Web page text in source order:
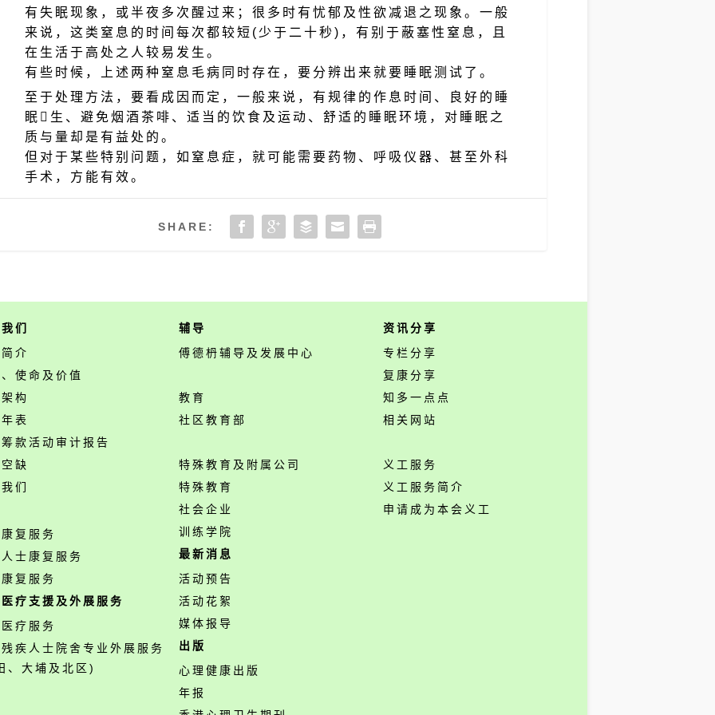
有失眠现象，或半夜多次醒过来；很多时有忧郁及性欲减退之现象。一般
来说，这类窒息的时间每次都较短(少于二十秒)，有别于蔽塞性窒息，且
在生活于高处之人较易发生。
有些时候，上述两种窒息毛病同时存在，要分辨出来就要睡眠测试了。
至于处理方法，要看成因而定，一般来说，有规律的作息时间、良好的睡
眠生、避免烟酒茶啡、适当的饮食及运动、舒适的睡眠环境，对睡眠之
质与量却是有益处的。
但对于某些特别问题，如窒息症，就可能需要药物、呼吸仪器、甚至外科
手术，方能有效。
SHARE:
们
介
使命及价值
构
表
款活动审计报告
缺
们
复服务
士康复服务
复服务
疗支援及外展服务
疗服务
疾人士院舍专业外展服务
、大埔及北区)
辅导
傅德枬辅导及发展中心
教育
社区教育部
特殊教育及附属公司
特殊教育
社会企业
训练学院
最新消息
活动预告
活动花絮
媒体报导
出版
心理健康出版
年报
资讯分享
专栏分享
复康分享
知多一点点
相关网站
义工服务
义工服务简介
申请成为本会义工